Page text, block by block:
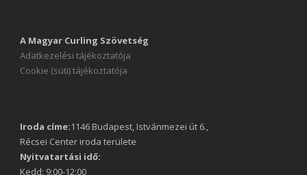
A Magyar Curling Szövetség
Adatkezelési tájékoztatója
Cookie (süti) tájékoztatója
Iroda címe:1146 Budapest, Istvánmezei út 6.,
Récsei Center iroda területe
Nyitvatartási idő:
Kedd: 9:00-12:00